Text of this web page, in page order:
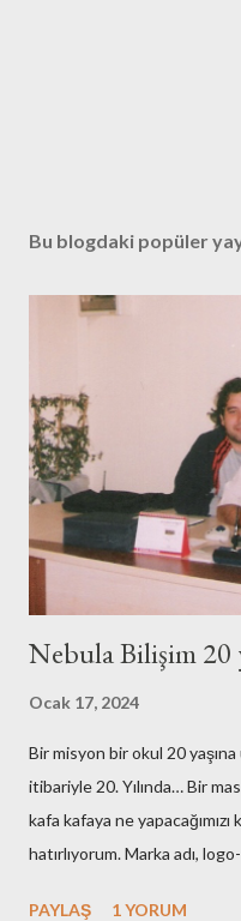
Bu blogdaki popüler
Nebula Bilişim 20
Ocak 17, 2024
Bir misyon bir okul 20
itibariyle 20. Yılında… Bir
kafa kafaya ne
hatırlıyorum. Marka adı,
PAYLAŞ 1 YORUM